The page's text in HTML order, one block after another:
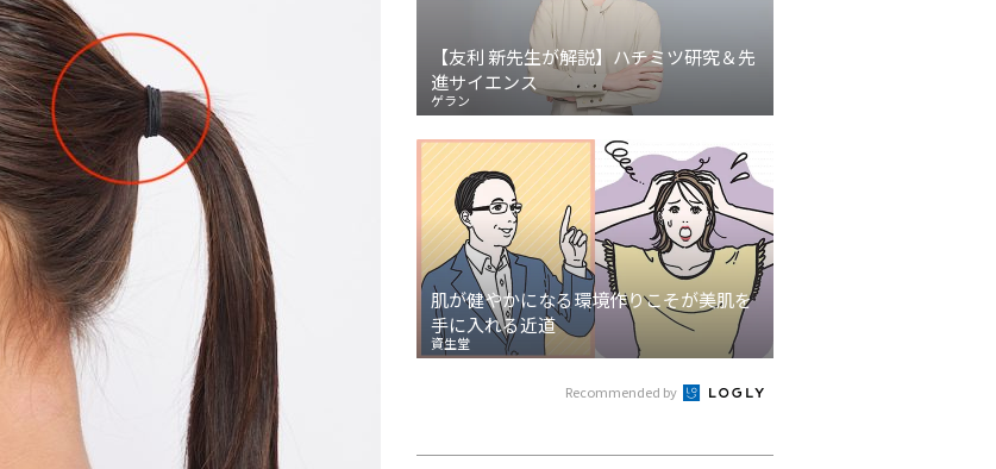
【友利 新先生が解説】ハチミツ研究＆先
進サイエンス
ゲラン
肌が健やかになる環境作りこそが美肌を
手に入れる近道
資生堂
Recommended by